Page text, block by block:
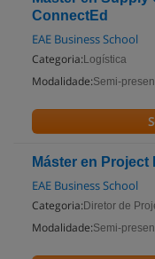
ConnectEd
EAE Business School
Categoria: Logística
Modalidade:Semi-
Máster en Project
EAE Business School
Categoria: Diretor de
Modalidade:Semi-